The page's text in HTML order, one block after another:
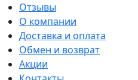
Отзывы
О компании
Доставка и оплата
Обмен и возврат
Акции